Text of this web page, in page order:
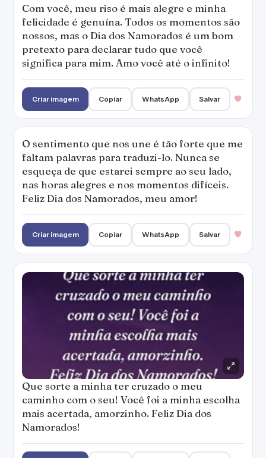
Com você, meu riso é mais alegre e minha
felicidade é genuína. Todos os momentos são
nossos, mas o Dia dos Namorados é um bom
pretexto para declarar tudo que você
significa para mim. Amo você até o infinito!
Criar imagem Copiar WhatsApp Salvar
O sentimento que nos une é tão forte que me
faltam palavras para traduzi-lo. Nunca se
esqueça de que estarei sempre ao seu lado,
nas horas alegres e nos momentos difíceis.
Feliz Dia dos Namorados, meu amor!
Criar imagem Copiar WhatsApp Salvar
Que sorte a minha ter cruzado o meu
caminho com o seu! Você foi a minha escolha
mais acertada, amorzinho. Feliz Dia dos
Namorados!